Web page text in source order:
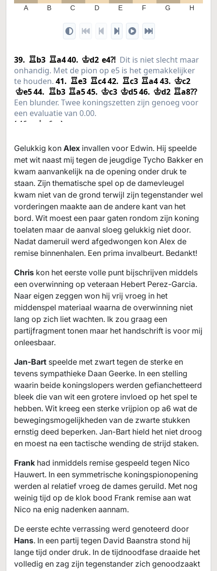
A B C D E F G H
39. Rb3 Ra440. Kd2 e4⁈ Dit is niet slecht maar
onhandig. Met de pion op e5 is het gemakkelijker
te houden. 41. Re3 Rc442. Rc3 Ra443. Kc2
Ke544. Rb3 Ra545. Kc3 Kd546. Kd2 Ra8⁇
Een blunder. Twee koningszetten zijn genoeg voor
een evaluatie van 0.00.
46...
K e6
47. Ke3 Rg848. Rb5+ Ke649.Rg5 R a850.
Kxe4 Rxa3 51. Kf4 Ra4+ 52.Kf3 Ra3+53.
g2
Gelukkig kon Alex invallen voor Edwin. Hij speelde
met wit naast mij tegen de jeugdige Tycho Bakker en
kwam aanvankelijk na de opening onder druk te
staan. Zijn thematische spel op de damevleugel
kwam niet van de grond terwijl zijn tegenstander wel
vorderingen maakte aan de andere kant van het
bord. Wit moest een paar gaten rondom zijn koning
toelaten maar de aanval sloeg gelukkig niet door.
Nadat dameruil werd afgedwongen kon Alex de
remise binnenhalen. Een prima invalbeurt. Bedankt!
Chris kon het eerste volle punt bijschrijven middels
een overwinning op veteraan Hebert Perez-Garcia.
Naar eigen zeggen won hij vrij vroeg in het
middenspel materiaal waarna de overwinning niet
lang op zich liet wachten. Ik zou graag een
partijfragment tonen maar het handschrift is voor mij
onleesbaar.
Jan-Bart speelde met zwart tegen de sterke en
tevens sympathieke Daan Geerke. In een stelling
waarin beide koningslopers werden gefianchetteerd
bleek die van wit een grotere invloed op het spel te
hebben. Wit kreeg een sterke vrijpion op a6 wat de
bewegingsmogelijkheden van de zwarte stukken
ernstig deed beperken. Jan-Bart hield het niet droog
en moest na een tactische wending de strijd staken.
Frank had inmiddels remise gespeeld tegen Nico
Hauwert. In een symmetrische koningspionopening
werden al relatief vroeg de dames geruild. Met nog
weinig tijd op de klok bood Frank remise aan wat
Nico na enig nadenken aannam.
De eerste echte verrassing werd genoteerd door
Hans. In een partij tegen David Baanstra stond hij
lange tijd onder druk. In de tijdnoodfase draaide het
volledig en zag zijn tegenstander zich genoodzaakt